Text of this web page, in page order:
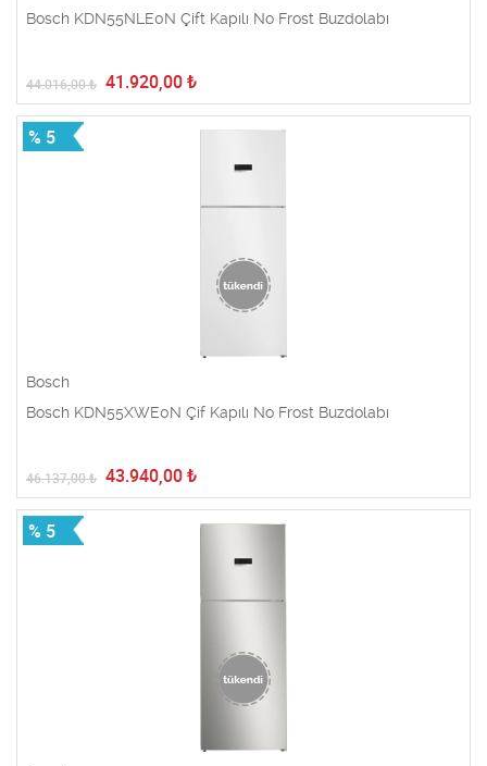
Bosch KDN55NLE0N Çift Kapılı No Frost Buzdolabı
44.016,00₺ 41.920,00 ₺
% 5
Bosch
Bosch KDN55XWE0N Çif Kapılı No Frost Buzdolabı
46.137,00₺ 43.940,00 ₺
% 5